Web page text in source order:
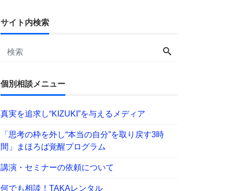
サイト内検索
個別相談メニュー
真実を追求し“KIZUKI”を与えるメディア
「思考の枠を外し“本当の自分”を取り戻す3時
間」まほろば覚醒プログラム
講演・セミナーの依頼について
何でも相談！TAKAレンタル